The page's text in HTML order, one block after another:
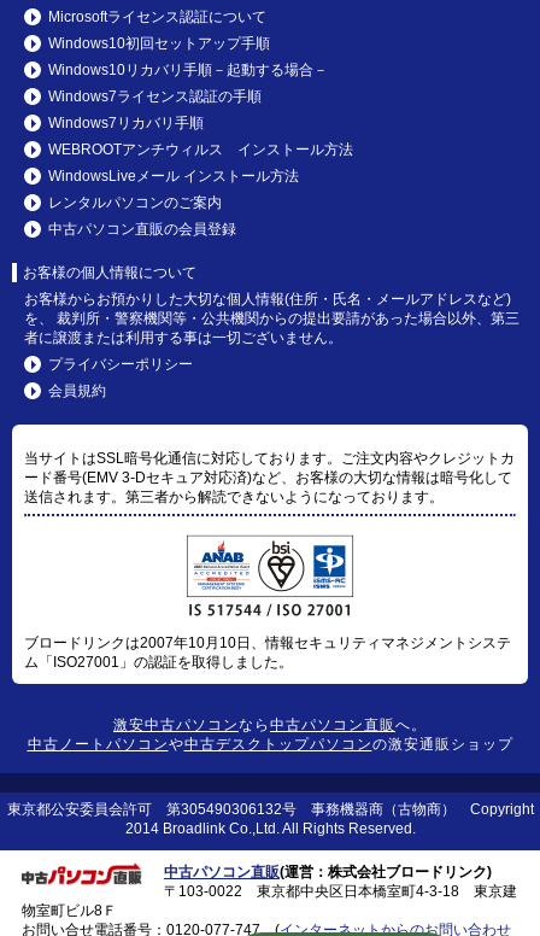
Microsoftライセンス認証について
Windows10初回セットアップ手順
Windows10リカバリ手順－起動する場合－
Windows7ライセンス認証の手順
Windows7リカバリ手順
WEBROOTアンチウィルス インストール方法
WindowsLiveメール インストール方法
レンタルパソコンのご案内
中古パソコン直販の会員登録
お客様の個人情報について
お客様からお預かりした大切な個人情報(住所・氏名・メールアドレスなど)
を、 裁判所・警察機関等・公共機関からの提出要請があった場合以外、第三
者に譲渡または利用する事は一切ございません。
プライバシーポリシー
会員規約
当サイトはSSL暗号化通信に対応しております。ご注文内容やクレジットカ
ード番号(EMV 3-Dセキュア対応済)など、お客様の大切な情報は暗号化して
送信されます。第三者から解読できないようになっております。
ブロードリンクは2007年10月10日、情報セキュリティマネジメントシステ
ム「ISO27001」の認証を取得しました。
激安中古パソコンなら 中古パソコン直販 へ。
中古ノートパソコンや中古デスクトップパソコンの激安通販ショップ
東京都公安委員会許可 第305490306132号 事務機器商（古物商） Copyright
2014 Broadlink Co.,Ltd. All Rights Reserved.
中古パソコン直販(運営：株式会社ブロードリンク)
〒103-0022 東京都中央区日本橋室町4-3-18 東京建
物室町ビル8Ｆ
お問い合せ電話番号： 0120-077-747(インターネットからのお問い合わせ